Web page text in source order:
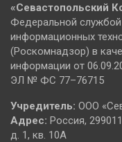
«Севастопольский
Федеральной
информационных
(Роскомнадзор) в
информации от
ЭЛ № ФС 77–76715
Учредитель: ООО
Адрес: Россия,
д. 1, кв. 10А